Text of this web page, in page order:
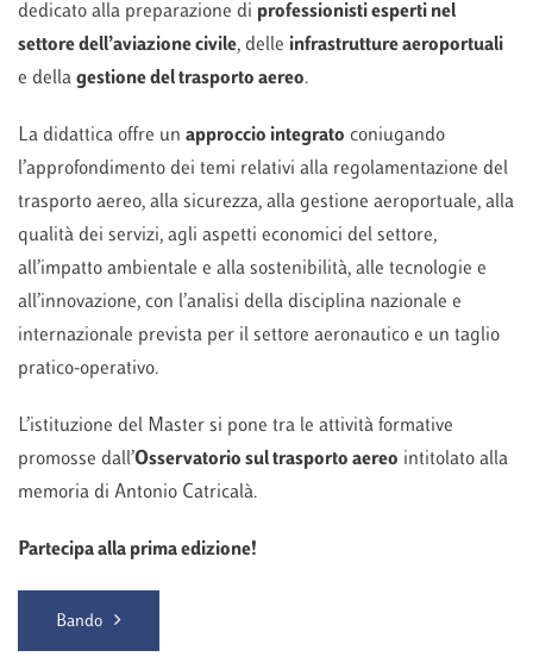
dedicato alla preparazione di professionisti esperti nel
settore dell’aviazione civile, delle infrastrutture aeroportuali
e della gestione del trasporto aereo.
La didattica offre un approccio integrato coniugando
l’approfondimento dei temi relativi alla regolamentazione del
trasporto aereo, alla sicurezza, alla gestione aeroportuale, alla
qualità dei servizi, agli aspetti economici del settore,
all’impatto ambientale e alla sostenibilità, alle tecnologie e
all’innovazione, con l’analisi della disciplina nazionale e
internazionale prevista per il settore aeronautico e un taglio
pratico-operativo.
L’istituzione del Master si pone tra le attività formative
promosse dall’Osservatorio sul trasporto aereo intitolato alla
memoria di Antonio Catricalà.
Partecipa alla prima edizione!
Bando